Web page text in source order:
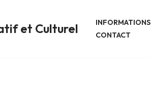
et Culturel INFORMATIONS
CONTACT